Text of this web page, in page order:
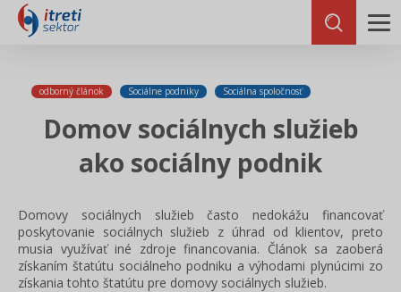
odborný článok Sociálne podniky Sociálna spoločnosť
Domov sociálnych služieb
ako sociálny podnik
Domovy sociálnych služieb často nedokážu financovať
poskytovanie sociálnych služieb z úhrad od klientov, preto
musia využívať iné zdroje financovania. Článok sa zaoberá
získaním štatútu sociálneho podniku a výhodami plynúcimi zo
získania tohto štatútu pre domovy sociálnych služieb.